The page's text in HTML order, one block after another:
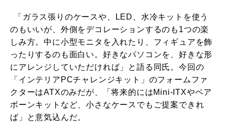
「ガラス張りのケースや、LED、水冷キットを使う
のもいいが、外側をデコレーションするのも1つの楽
しみ方。中に小型モニタを入れたり、フィギュアを飾
ったりするのも面白い。好きなパソコンを、好きな形
にアレンジしていただければ」と語る同氏。今回の
「インテリアPCチャレンジキット」のフォームファ
クターはATXのみだが、「将来的にはMini-ITXやベア
ボーンキットなど、小さなケースでもご提案できれ
ば」と意気込んだ。